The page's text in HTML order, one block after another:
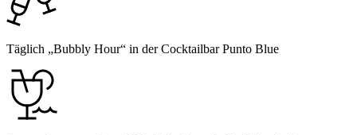
Täglich „Bubbly Hour“ in der Cocktailbar Punto Blue